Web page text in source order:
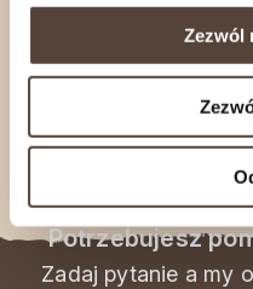
Zezwól
Świeca sojowa
180 ml – Miodowa
Potrzebujesz
Zadaj pytanie a my